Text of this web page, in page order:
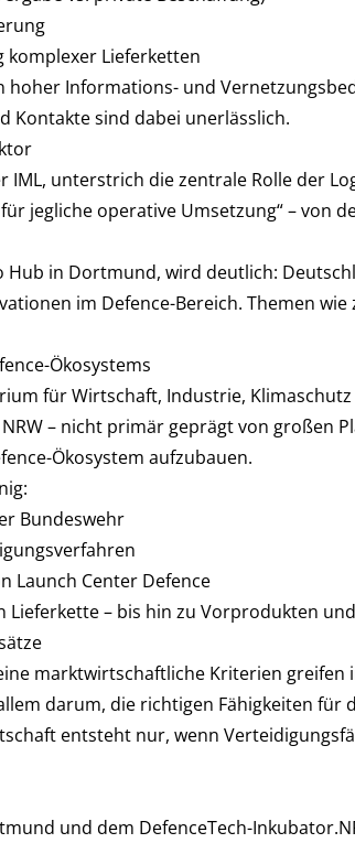
Lieferketten
Informations- und
Kontakte sind dabei unerlässlich.
IML, unterstrich die zentrale Rolle der
jegliche operative Umsetzung“ – von
in Dortmund, wird deutlich:
im Defence-Bereich. Themen
Ökosystems
für Wirtschaft, Industrie,
– nicht primär geprägt von großen
Ökosystem aufzubauen.
Bundeswehr
Launch Center Defence
Lieferkette – bis hin zu Vorprodukten
marktwirtschaftliche Kriterien
darum, die richtigen Fähigkeiten für
entsteht nur, wenn
und dem DefenceTech-